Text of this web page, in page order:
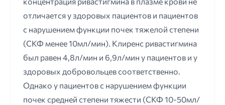
отличается у здоровых пациентов и пациентов
с нарушением функции почек тяжелой степени
(СКФ менее 10мл/мин). Клиренс ривастигмина
был равен 4,8л/мин и 6,9л/мин у пациентов и у
здоровых добровольцев соответственно.
Однако у пациентов с нарушением функции
почек средней степени тяжести (СКФ 10-50мл/